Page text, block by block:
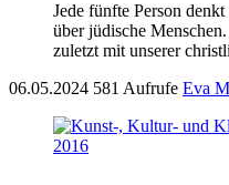
Jede fün­fte Per­son
über jüdis­che
zulet­zt mit unser­er
06.05.2024 581 Aufrufe Eva